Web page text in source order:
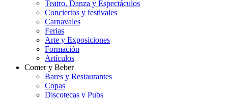
Teatro, Danza y Espectáculos
Conciertos y festivales
Carnavales
Ferias
Arte y Exposiciones
Formación
Artículos
Comer y Beber
Bares y Restaurantes
Copas
Discotecas y Pubs